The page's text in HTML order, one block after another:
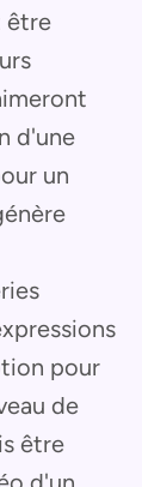
être
d'une
un
pour
de
être